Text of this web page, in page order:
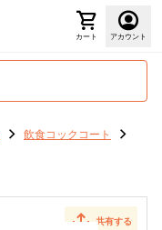
カート アカウント
飲食コックコート
共有する